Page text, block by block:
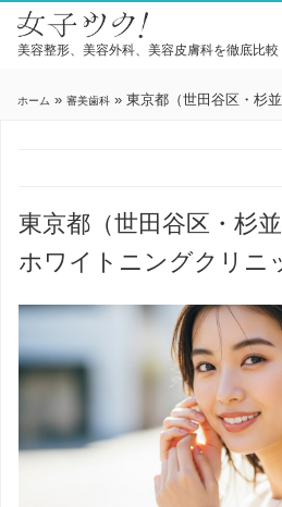
美容整形、美容外科、美容皮膚科を徹底比較
ホーム » 審美歯科 » 東京都（世田谷区・杉
東京都（世田谷区・杉
ホワイトニングクリニ